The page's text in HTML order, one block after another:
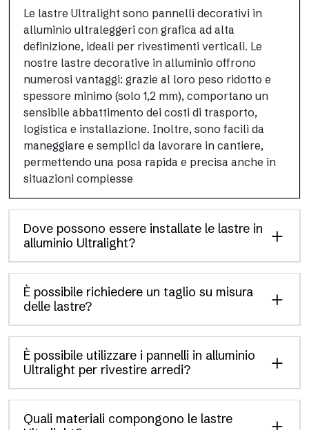
Le lastre Ultralight sono pannelli decorativi in
alluminio ultraleggeri con grafica ad alta
definizione, ideali per rivestimenti verticali. Le
nostre lastre decorative in alluminio offrono
numerosi vantaggi: grazie al loro peso ridotto e
spessore minimo (solo 1,2 mm), comportano un
sensibile abbattimento dei costi di trasporto,
logistica e installazione. Inoltre, sono facili da
maneggiare e semplici da lavorare in cantiere,
permettendo una posa rapida e precisa anche in
situazioni complesse
Dove possono essere installate le lastre in
alluminio Ultralight?
È possibile richiedere un taglio su misura
delle lastre?
È possibile utilizzare i pannelli in alluminio
Ultralight per rivestire arredi?
Quali materiali compongono le lastre